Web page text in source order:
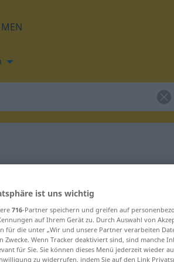
für "perdea"
ist uns wichtig
716-Partner speichern und greifen auf
auf Ihrem Gerät zu. Durch Auswahl von
für die unter „Wir und unsere Partner verarbeiten
Zwecke. Wenn Tracker deaktiviert sind, sind manche
für Sie. Sie können dieses Menü jederzeit wieder
zu widerrufen, indem Sie auf den Link